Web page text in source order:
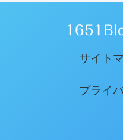
サイト
プライ